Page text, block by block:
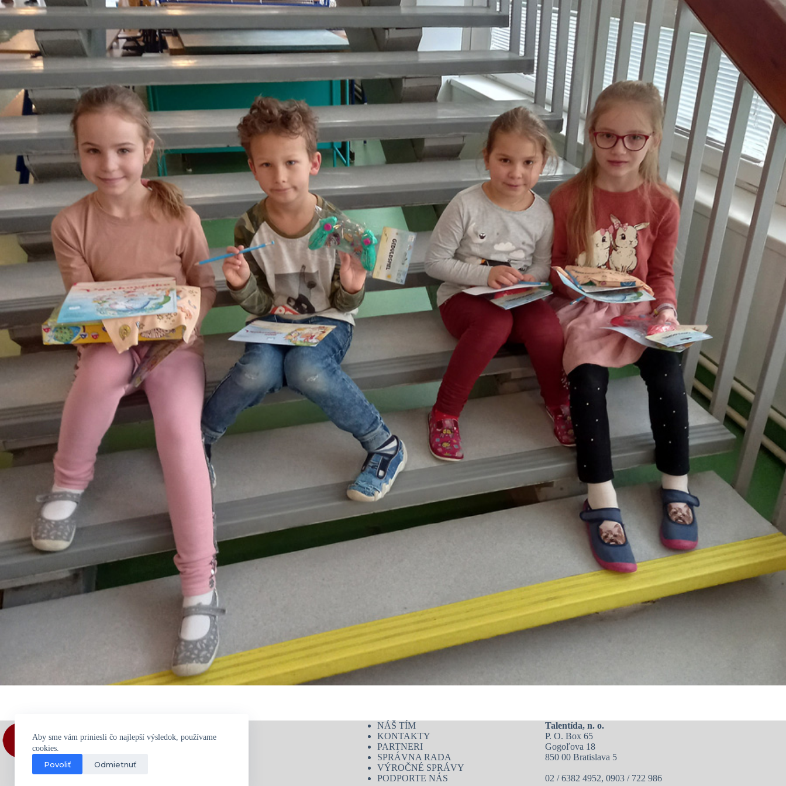
Aby sme vám priniesli čo najlepší výsledok, používame
cookies.
Povoliť Odmietnuť
NÁŠ TÍM
KONTAKTY
PARTNERI
SPRÁVNA RADA
VÝROČNÉ SPRÁVY
PODPORTE NÁS
Talentída, n. o.
P. O. Box 65
Gogoľova 18
850 00 Bratislava 5
02 / 6382 4952, 0903 / 722 986